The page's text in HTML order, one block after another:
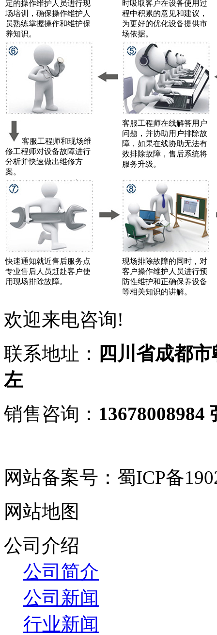
定的操作维护人员进行现
场培训，确保操作维护人
员熟练掌握操作和维护保
养知识。
时吸取客户在设备使用过
程中积累的意见和建议，
为更好的优化设备提供市
场依据。
客服工程师和现场维
修工程师对设备故障进行
分析并快速做出维修方
案。
客服工程师在线解答用户
问题，并协助用户排除故
障，如果在线协助无法有
效排除故障，售后系统将
服务升级。
快速通知就近售后服务点
专业售后人员赶赴客户使
用现场排除故障。
现场排除故障的同时，对
客户操作维护人员进行预
防性维护和正确保养设备
等相关知识的讲解。
欢迎来电咨询!
联系地址：
四川省成都
左
销售咨询： 13678008984
网站备案号：蜀ICP备
网站地图
公司介绍
公司简介
公司新闻
行业新闻